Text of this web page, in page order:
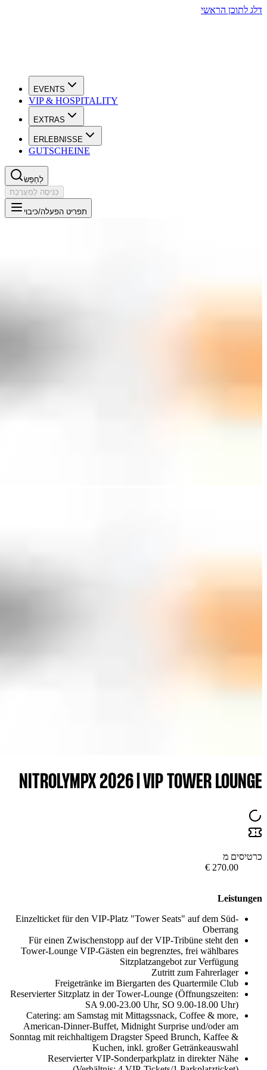
לתוכן הראשי
EVENTS
VIP & HOSPITALITY
EXTRAS
ERLEBNISSE
GUTSCHEINE
לְחַפֵּשׂ
כְּנִיסָה לַמַעֲרֶכֶת
תפריט הפעלה/כיבוי
NITROLYMPX 2026 | VIP TOWER
מ
Einzelticket für den VIP-Platz "Tower Seats" auf dem Süd-
Oberrang
Für einen Zwischenstopp auf der VIP-Tribüne steht den
Tower-Lounge VIP-Gästen ein begrenztes, frei wählbares
Sitzplatzangebot zur Verfügung
Zutritt zum Fahrerlager
Freigetränke im Biergarten des Quartermile Club
Reservierter Sitzplatz in der Tower-Lounge (Öffnungszeiten:
SA 9.00-23.00 Uhr, SO 9.00-18.00 Uhr)
Catering: am Samstag mit Mittagssnack, Coffee & more,
American-Dinner-Buffet, Midnight Surprise und/oder am
Sonntag mit reichhaltigem Dragster Speed Brunch, Kaffee &
Kuchen, inkl. großer Getränkeauswahl
Reservierter VIP-Sonderparkplatz in direkter Nähe